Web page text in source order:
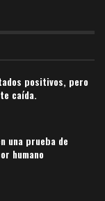
positivos, pero
caída.
una prueba de
humano